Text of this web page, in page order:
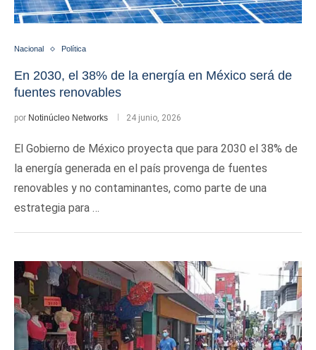
Nacional Política
En 2030, el 38% de la energía en México será de
fuentes renovables
por Notinúcleo Networks 24 junio, 2026
El Gobierno de México proyecta que para 2030 el 38% de
la energía generada en el país provenga de fuentes
renovables y no contaminantes, como parte de una
estrategia para …